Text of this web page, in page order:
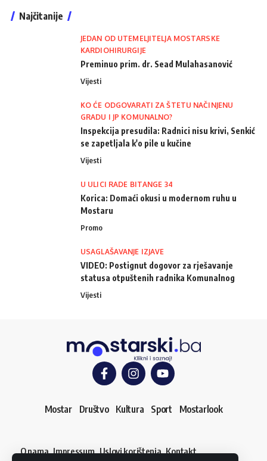
Najčitanije
JEDAN OD UTEMELJITELJA MOSTARSKE
KARDIOHIRURGIJE
Preminuo prim. dr. Sead Mulahasanović
Vijesti
KO ĆE ODGOVARATI ZA ŠTETU NAČINJENU
GRADU I JP KOMUNALNO?
Inspekcija presudila: Radnici nisu krivi, Senkić
se zapetljala k'o pile u kučine
Vijesti
U ULICI RADE BITANGE 34
Korica: Domaći okusi u modernom ruhu u
Mostaru
Promo
USAGLAŠAVANJE IZJAVE
VIDEO: Postignut dogovor za rješavanje
statusa otpuštenih radnika Komunalnog
Vijesti
Mostar Društvo Kultura Sport Mostarlook
O nama Impressum Uslovi korištenja Kontakt